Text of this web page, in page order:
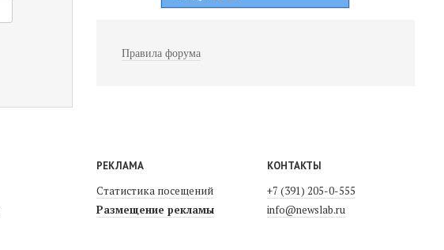
Правила форума
РЕКЛАМА
Статистика посещений
Размещение рекламы
КОНТАКТЫ
+7 (391) 205-0-555
info@newslab.ru